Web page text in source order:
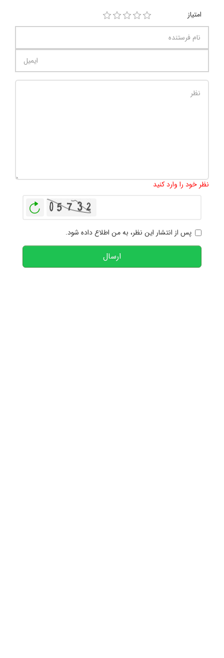
امتیاز
نظر خود را وارد کنید
پس از انتشار این نظر، به من اطلاع داده شود.
ارسال